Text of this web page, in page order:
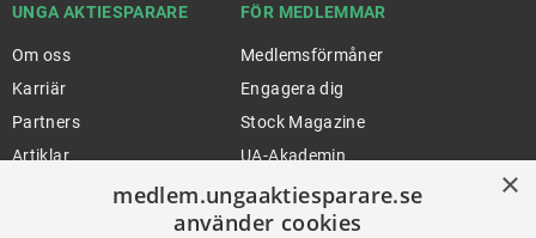
UNGA AKTIESPARARE
Om oss
Karriär
Partners
Artiklar
FÖR MEDLEMMAR
Medlemsförmåner
Engagera dig
Stock Magazine
UA-Akademin
Förnya medlemskap
×
medlem.ungaaktiesparare.se
använder cookies